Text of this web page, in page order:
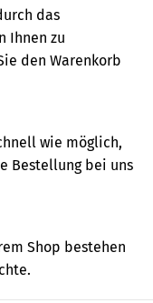
das
Ihnen zu
den Warenkorb
wie möglich,
Bestellung bei uns
Shop bestehen